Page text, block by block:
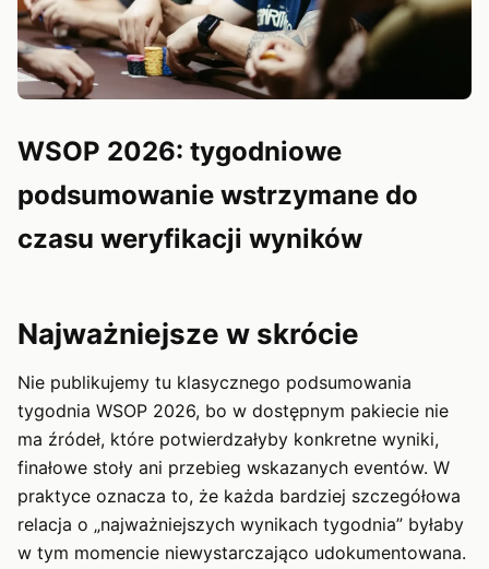
WSOP 2026: tygodniowe
podsumowanie wstrzymane do
czasu weryfikacji wyników
Najważniejsze w skrócie
Nie publikujemy tu klasycznego podsumowania
tygodnia WSOP 2026, bo w dostępnym pakiecie nie
ma źródeł, które potwierdzałyby konkretne wyniki,
finałowe stoły ani przebieg wskazanych eventów. W
praktyce oznacza to, że każda bardziej szczegółowa
relacja o „najważniejszych wynikach tygodnia” byłaby
w tym momencie niewystarczająco udokumentowana.